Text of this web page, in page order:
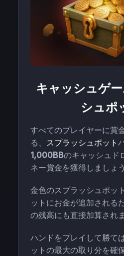
キャッシュゲ
シュポ
すべてのプレイヤーに賞
る、 スプラッシュポット
1,000BBのキャッシュド
ネー賞金を獲得しましょう
金色のスプラッシュポッ
ットにお金が追加される
の残高にも直接加算されま
ハンドをプレイして勝て
ットの最大の取り分を確